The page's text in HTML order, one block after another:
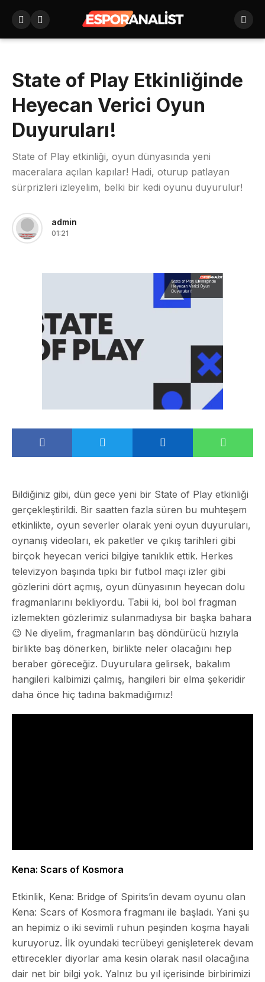
State of Play Etkinliğinde
Heyecan Verici Oyun
Duyuruları!
State of Play etkinliği, oyun dünyasında yeni
maceralara açılan kapılar! Hadi, oturup patlayan
sürprizleri izleyelim, belki bir kedi oyunu duyurulur!
admin
01:21
Bildiğiniz gibi, dün gece yeni bir State of Play etkinliği
gerçekleştirildi. Bir saatten fazla süren bu muhteşem
etkinlikte, oyun severler olarak yeni oyun duyuruları,
oynanış videoları, ek paketler ve çıkış tarihleri gibi
birçok heyecan verici bilgiye tanıklık ettik. Herkes
televizyon başında tıpkı bir futbol maçı izler gibi
gözlerini dört açmış, oyun dünyasının heyecan dolu
fragmanlarını bekliyordu. Tabii ki, bol bol fragman
izlemekten gözlerimiz sulanmadıysa bir başka bahara
😉 Ne diyelim, fragmanların baş döndürücü hızıyla
birlikte baş dönerken, birlikte neler olacağını hep
beraber göreceğiz. Duyurulara gelirsek, bakalım
hangileri kalbimizi çalmış, hangileri bir elma şekeridir
daha önce hiç tadına bakmadığımız!
Kena: Scars of Kosmora
Etkinlik, Kena: Bridge of Spirits’in devam oyunu olan
Kena: Scars of Kosmora fragmanı ile başladı. Yani şu
an hepimiz o iki sevimli ruhun peşinden koşma hayali
kuruyoruz. İlk oyundaki tecrübeyi genişleterek devam
ettirecekler diyorlar ama kesin olarak nasıl olacağına
dair net bir bilgi yok. Yalnız bu yıl içerisinde birbirimizi